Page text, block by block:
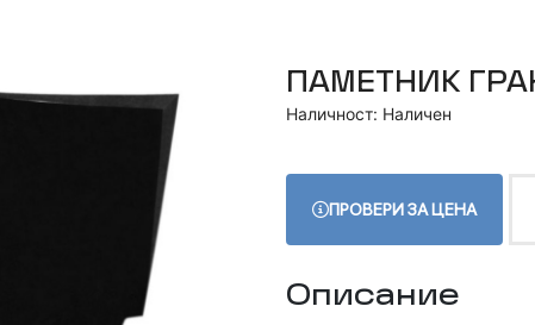
ПАМЕТНИК
Наличност: Наличен
ПРОВЕРИ ЗА ЦЕНА
Описание